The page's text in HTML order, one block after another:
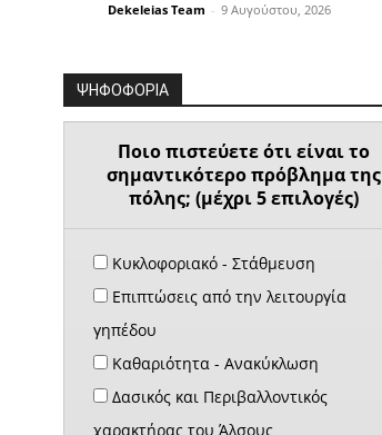
Dekeleias Team - 9 Αυγούστου, 2026
ΨΗΦΟΦΟΡΙΑ
Ποιο πιστεύετε ότι είναι το
σημαντικότερο πρόβλημα της
πόλης; (μέχρι 5 επιλογές)
Κυκλοφοριακό - Στάθμευση
Επιπτώσεις από την λειτουργία
γηπέδου
Καθαριότητα - Ανακύκλωση
Δασικός και Περιβαλλοντικός
χαρακτήρας του Άλσους